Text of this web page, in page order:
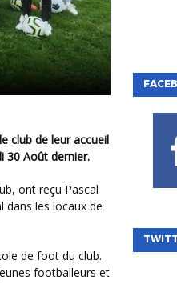
30 Août dernier.
dans les locaux de
footballeurs et